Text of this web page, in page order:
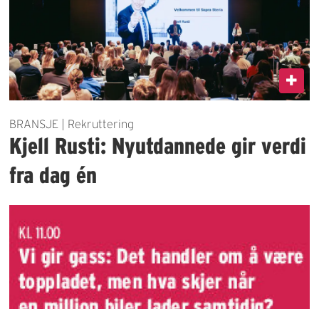
BRANSJE | Rekruttering
Kjell Rusti: Nyutdannede gir verdi
fra dag én